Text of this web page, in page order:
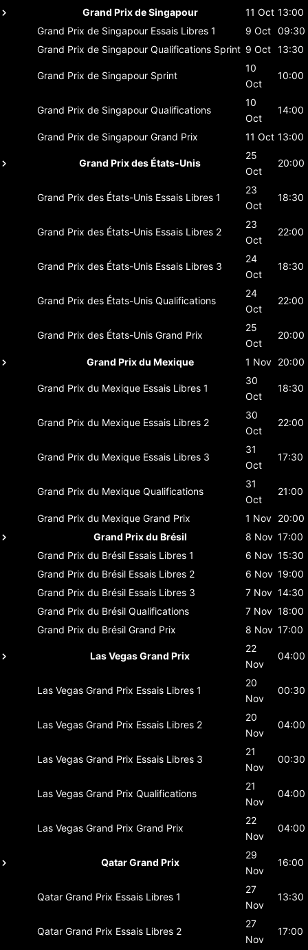
Grand Prix de Singapour
11 Oct 13:00
Grand Prix de Singapour Essais Libres 1 9 Oct 09:30
Grand Prix de Singapour Qualifications Sprint 9 Oct 13:30
Grand Prix de Singapour Sprint
10
Oct
10:00
Grand Prix de Singapour Qualifications
10
Oct
14:00
Grand Prix de Singapour Grand Prix 11 Oct 13:00
Grand Prix des États-Unis
25
Oct
20:00
Grand Prix des États-Unis Essais Libres 1
23
Oct
18:30
Grand Prix des États-Unis Essais Libres 2
23
Oct
22:00
Grand Prix des États-Unis Essais Libres 3
24
Oct
18:30
Grand Prix des États-Unis Qualifications
24
Oct
22:00
Grand Prix des États-Unis Grand Prix
25
Oct
20:00
Grand Prix du Mexique 1 Nov 20:00
Grand Prix du Mexique Essais Libres 1
30
Oct
18:30
Grand Prix du Mexique Essais Libres 2
30
Oct
22:00
Grand Prix du Mexique Essais Libres 3
31
Oct
17:30
Grand Prix du Mexique Qualifications
31
Oct
21:00
Grand Prix du Mexique Grand Prix 1 Nov 20:00
Grand Prix du Brésil
8 Nov 17:00
Grand Prix du Brésil Essais Libres 1 6 Nov 15:30
Grand Prix du Brésil Essais Libres 2 6 Nov 19:00
Grand Prix du Brésil Essais Libres 3 7 Nov 14:30
Grand Prix du Brésil Qualifications 7 Nov 18:00
Grand Prix du Brésil Grand Prix 8 Nov 17:00
Las Vegas Grand Prix
22
Nov
04:00
Las Vegas Grand Prix Essais Libres 1
20
Nov
00:30
Las Vegas Grand Prix Essais Libres 2
20
Nov
04:00
Las Vegas Grand Prix Essais Libres 3
21
Nov
00:30
Las Vegas Grand Prix Qualifications
21
Nov
04:00
Las Vegas Grand Prix Grand Prix
22
Nov
04:00
Qatar Grand Prix
29
Nov
16:00
Qatar Grand Prix Essais Libres 1
27
Nov
13:30
Qatar Grand Prix Essais Libres 2
27
Nov
17:00